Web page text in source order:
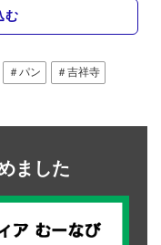
む
＃パン
＃吉祥寺
ました